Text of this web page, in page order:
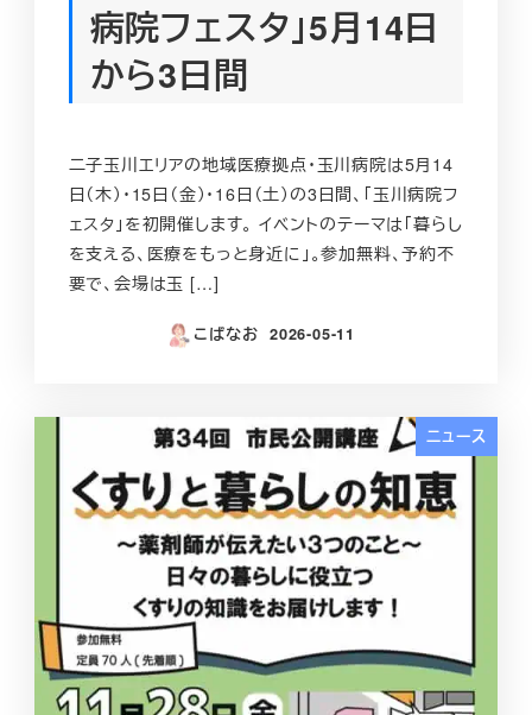
病院フェスタ」5月14日
から3日間
二子玉川エリアの地域医療拠点・玉川病院は5月14
日（木）・15日（金）・16日（土）の3日間、「玉川病院フ
ェスタ」を初開催します。 イベントのテーマは「暮らし
を支える、医療をもっと身近に」。参加無料、予約不
要で、会場は玉 […]
こばなお
投稿日
2026-05-11
ニュース